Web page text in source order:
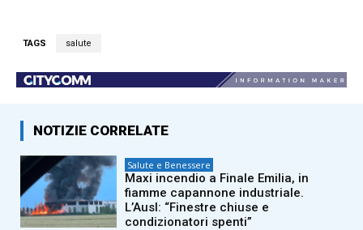
TAGS salute
NOTIZIE CORRELATE
Salute e Benessere
Maxi incendio a Finale Emilia, in
fiamme capannone industriale.
L’Ausl: “Finestre chiuse e
condizionatori spenti”